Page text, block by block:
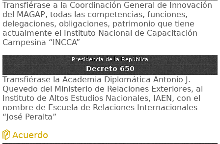
Transfiérase a la Coordinación General de Innovación
del MAGAP, todas las competencias, funciones,
delegaciones, obligaciones, patrimonio que tiene
actualmente el Instituto Nacional de Capacitación
Campesina “INCCA”
Presidencia de la República
Decreto 650
Transfiérase la Academia Diplomática Antonio J.
Quevedo del Ministerio de Relaciones Exteriores, al
Instituto de Altos Estudios Nacionales, IAEN, con el
nombre de Escuela de Relaciones Internacionales
“José Peralta”
Acuerdo